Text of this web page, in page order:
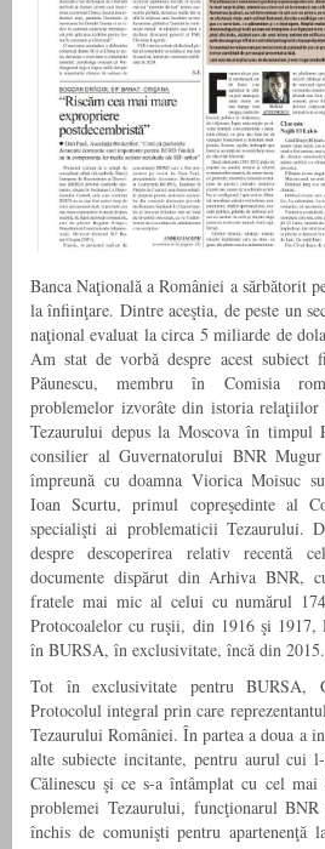
Banca Naţională a României a sărbătorit
la înfiinţare. Dintre aceştia, de peste un
naţional evaluat la circa 5 miliarde de
Am stat de vorbă despre acest subiect
Păunescu, membru în Comisia
problemelor izvorâte din istoria
Tezaurului depus la Moscova în timpul
consilier al Guvernatorului BNR Mugur
împreună cu doamna Viorica Moisuc
Ioan Scurtu, primul copreşedinte al
specialişti ai problematicii Tezaurului.
despre descoperirea relativ recentă
documente dispărut din Arhiva BNR,
fratele mai mic al celui cu numărul
Protocoalelor cu ruşii, din 1916 şi 1917,
în BURSA, în exclusivitate, încă din 2015.
Tot în exclusivitate pentru BURSA,
Protocolul integral prin care
Tezaurului României. În partea a doua a
alte subiecte incitante, pentru aurul cui
Călinescu şi ce s-a întâmplat cu cel
problemei Tezaurului, funcţionarul
închis de comunişti pentru apartenenţă